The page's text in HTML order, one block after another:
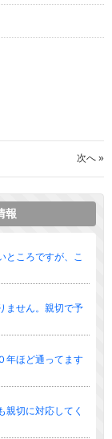
次へ »
報
ところですが、こ
ません。親切で予
年ほど通ってます
親切に対応してく